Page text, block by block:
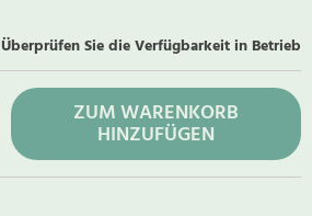
Überprüfen Sie die Verfügbarkeit in Betrieb
ZUM WARENKORB
HINZUFÜGEN